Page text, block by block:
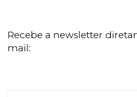
Recebe a newsletter
mail: